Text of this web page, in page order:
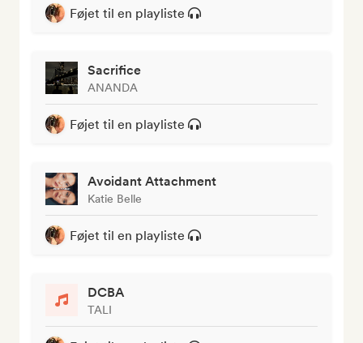
Føjet til en playliste
Sacrifice
ANANDA
Føjet til en playliste
Avoidant Attachment
Katie Belle
Føjet til en playliste
DCBA
TALI